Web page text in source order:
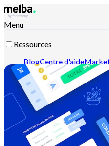
Menu
Ressources
BlogCentre d'aide
intelligent
Contactez-nousDécouvrir